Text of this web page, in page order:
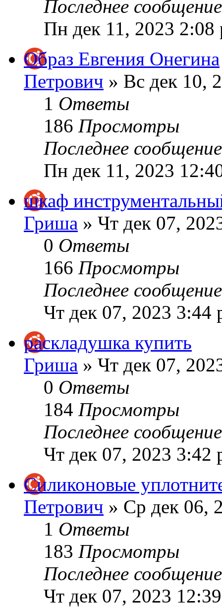
Последнее
Пн дек 11, 2023 2:08
Образ Евгения Онегина
Петрович » Вс дек 10,
1 Ответы
186 Просмотры
Последнее
Пн дек 11, 2023
шкаф
Гриша » Чт дек 07,
0 Ответы
166 Просмотры
Последнее
Чт дек 07, 2023 3:44
раскладушка купить
Гриша » Чт дек 07,
0 Ответы
184 Просмотры
Последнее
Чт дек 07, 2023 3:42
Силиконовые
Петрович » Ср дек 06,
1 Ответы
183 Просмотры
Последнее
Чт дек 07, 2023